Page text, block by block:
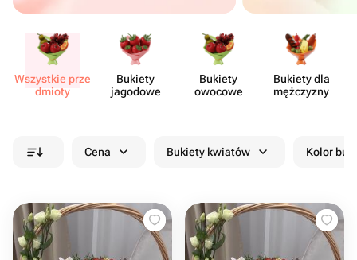
Wszystkie prze​
dmioty
Bukiety
jagodowe
Bukiety
owocowe
Bukiety dla
mężczyzny
Cena Bukiety kwiatów Kolor